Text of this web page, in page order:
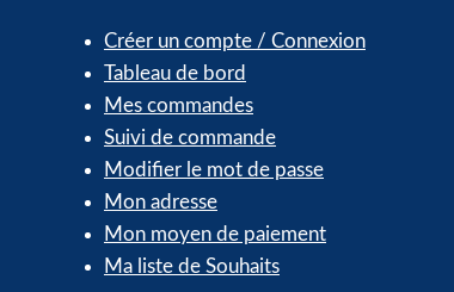
Créer un compte / Connexion
Tableau de bord
Mes commandes
Suivi de commande
Modifier le mot de passe
Mon adresse
Mon moyen de paiement
Ma liste de Souhaits